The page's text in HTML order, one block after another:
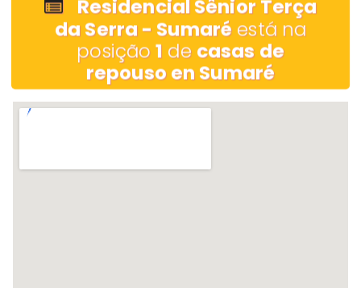
Residencial Sênior Terça
da Serra - Sumaréestá na
posição1 de casas de
repouso en Sumaré